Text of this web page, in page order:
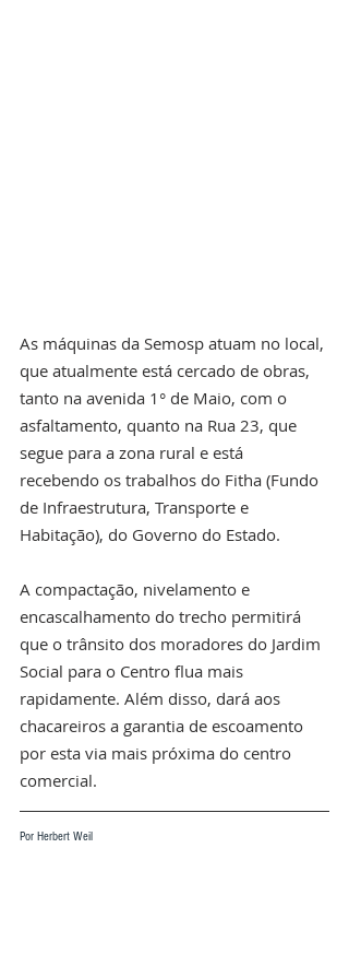
As máquinas da Semosp atuam no local,
que atualmente está cercado de obras,
tanto na avenida 1° de Maio, com o
asfaltamento, quanto na Rua 23, que
segue para a zona rural e está
recebendo os trabalhos do Fitha (Fundo
de Infraestrutura, Transporte e
Habitação), do Governo do Estado.
A compactação, nivelamento e
encascalhamento do trecho permitirá
que o trânsito dos moradores do Jardim
Social para o Centro flua mais
rapidamente. Além disso, dará aos
chacareiros a garantia de escoamento
por esta via mais próxima do centro
comercial.
Por Herbert Weil